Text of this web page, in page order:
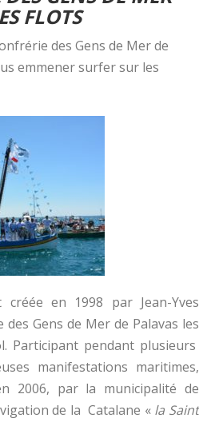
FLOTS
des Gens de Mer de
emmener surfer sur les
en 1998 par Jean-Yves
des Gens de Mer de Palavas les
Participant pendant plusieurs
manifestations maritimes,
2006, par la municipalité de
de la Catalane « la Saint